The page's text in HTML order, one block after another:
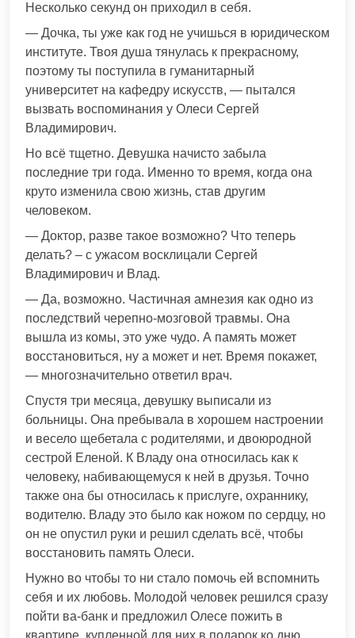
Несколько секунд он приходил в себя.
— Дочка, ты уже как год не учишься в юридическом
институте. Твоя душа тянулась к прекрасному,
поэтому ты поступила в гуманитарный
университет на кафедру искусств, — пытался
вызвать воспоминания у Олеси Сергей
Владимирович.
Но всё тщетно. Девушка начисто забыла
последние три года. Именно то время, когда она
круто изменила свою жизнь, став другим
человеком.
— Доктор, разве такое возможно? Что теперь
делать? – с ужасом восклицали Сергей
Владимирович и Влад.
— Да, возможно. Частичная амнезия как одно из
последствий черепно-мозговой травмы. Она
вышла из комы, это уже чудо. А память может
восстановиться, ну а может и нет. Время покажет,
— многозначительно ответил врач.
Спустя три месяца, девушку выписали из
больницы. Она пребывала в хорошем настроении
и весело щебетала с родителями, и двоюродной
сестрой Еленой. К Владу она относилась как к
человеку, набивающемуся к ней в друзья. Точно
также она бы относилась к прислуге, охраннику,
водителю. Владу это было как ножом по сердцу, но
он не опустил руки и решил сделать всё, чтобы
восстановить память Олеси.
Нужно во чтобы то ни стало помочь ей вспомнить
себя и их любовь. Молодой человек решился сразу
пойти ва-банк и предложил Олесе пожить в